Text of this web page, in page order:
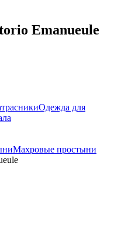
Emanueule
Одежда для
Махровые простыни